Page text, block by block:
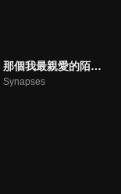
那個我最親愛的陌生人
Synapses